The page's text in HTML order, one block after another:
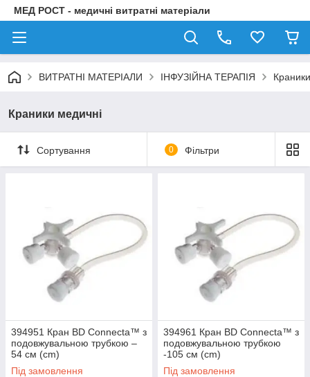
МЕД РОСТ - медичні витратні матеріали
ВИТРАТНІ МАТЕРІАЛИ ІНФУЗІЙНА ТЕРАПІЯ
Краники медичні
Сортування 0 Фільтри
394951 Кран BD Connecta™ з
подовжувальною трубкою –
54 см (cm)
Під замовлення
394961 Кран BD Connecta™ з
подовжувальною трубкою
-105 см (cm)
Під замовлення